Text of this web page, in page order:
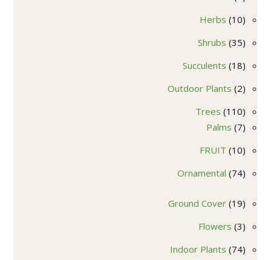
Herbs 10
10
Shrubs 35
35
Succulents 18
18
Outdoor Plants 2
2
Trees 110
110
منتجات
Palms 7
7
FRUIT 10
10
Ornamental 74
74
Ground Cover 19
19
Flowers 3
3
Indoor Plants 74
74